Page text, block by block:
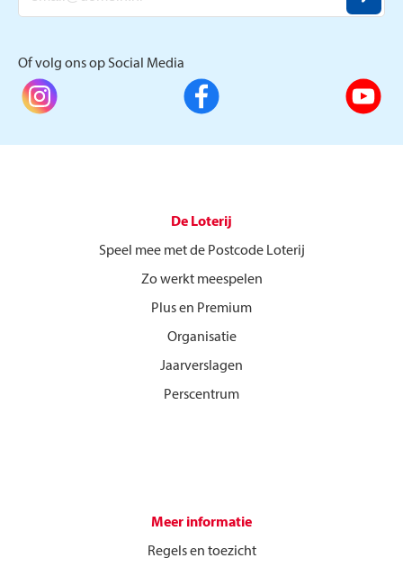
Of volg ons op Social Media
De Loterij
Speel mee met de Postcode Loterij
Zo werkt meespelen
Plus en Premium
Organisatie
Jaarverslagen
Perscentrum
Meer informatie
Regels en toezicht